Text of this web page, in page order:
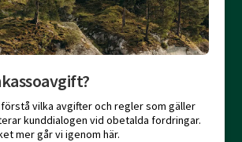
vilka avgifter och regler som gäller
kunddialogen vid obetalda fordringar.
mer går vi igenom här.